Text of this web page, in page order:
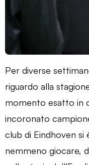
Per diverse
riguardo alla
momento esatto in
incoronato
club di Eindhoven si
nemmeno giocare,